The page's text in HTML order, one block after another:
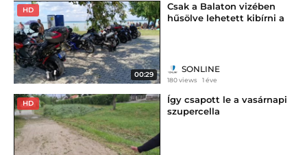
HD
00:29
Csak a Balaton vizében
hűsölve lehetett kibírni a
SONLINE
180 views 1 éve
HD
Így csapott le a vasárnapi
szupercella